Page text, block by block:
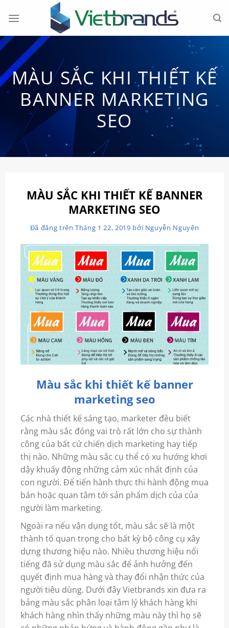
đến
dung
MÀU SẮC KHI THIẾT KẾ
BANNER MARKETING
SEO
MÀU SẮC KHI THIẾT KẾ BANNER
MARKETING SEO
Đã đăng trênTháng 1 22, 2019 bởi Nguyễn Nguyên
Màu sắc khi thiết kế banner
marketing seo
Các nhà thiết kế sáng tạo, marketer đều biết
rằng màu sắc đóng vai trò rất lớn cho sự thành
công của bất cứ chiến dịch marketing hay tiếp
thị nào. Những màu sắc cụ thể có xu hướng khơi
dậy khuấy động những cảm xúc nhất định của
con người. Để tiến hành thực thi hành động mua
bán hoặc quan tâm tới sản phẩm dịch của của
người làm marketing.
Ngoài ra nếu vận dụng tốt, màu sắc sẽ là một
thành tố quan trọng cho bất kỳ bộ công cụ xây
dựng thương hiệu nào. Nhiều thương hiệu nổi
tiếng đã sử dụng màu sắc để ảnh hưởng đến
quyết định mua hàng và thay đổi nhận thức của
người tiêu dùng. Dưới đây Vietbrands xin đưa ra
bảng màu sắc phân loại tâm lý khách hàng khi
khách hàng nhìn thấy những màu này thì họ sẽ